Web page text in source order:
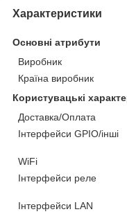
Характеристики
Основні атрибути
Виробник
Країна виробник
Користувацькі
Доставка/Оплата
Інтерфейси GPIO/інші
WiFi
Інтерфейси реле
Інтерфейси LAN